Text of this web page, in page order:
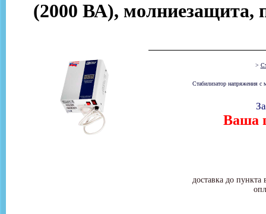
(2000 ВА), молниезащита,
>
Стабилизатор напряжения
Ваша
доставка до